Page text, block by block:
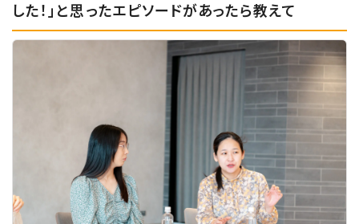
した！」と思ったエピソードがあったら教えて